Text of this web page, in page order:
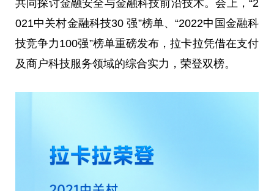
共同探讨金融安全与金融科技前沿技术。会上，“2
021中关村金融科技30 强”榜单、“2022中国金融科
技竞争力100强”榜单重磅发布，拉卡拉凭借在支付
及商户科技服务领域的综合实力，荣登双榜。